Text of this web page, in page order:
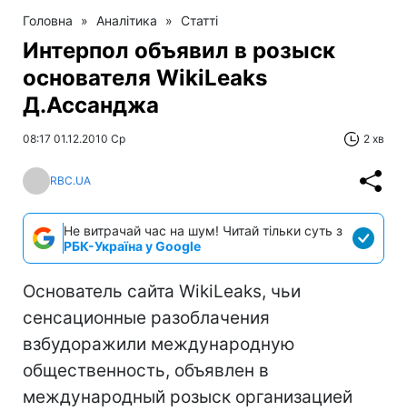
Головна » Аналітика » Статті
Интерпол объявил в розыск
основателя WikiLeaks
Д.Ассанджа
08:17 01.12.2010 Ср 2 хв
RBC.UA
Не витрачай час на шум! Читай тільки суть з
РБК-Україна у Google
Основатель сайта WikiLeaks, чьи
сенсационные разоблачения
взбудоражили международную
общественность, объявлен в
международный розыск организацией